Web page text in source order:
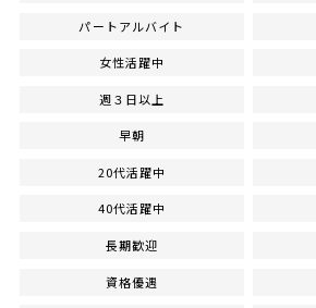
パートアルバイト
女性活躍中
週３日以上
早朝
20代活躍中
40代活躍中
長期歓迎
資格優遇